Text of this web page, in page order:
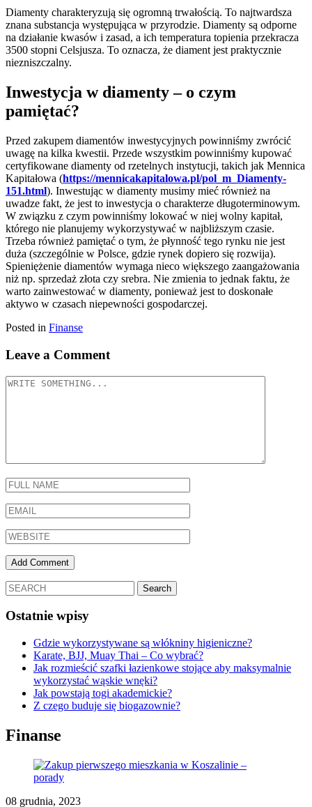
Diamenty charakteryzują się ogromną trwałością. To najtwardsza
znana substancja występująca w przyrodzie. Diamenty są odporne
na działanie kwasów i zasad, a ich temperatura topienia przekracza
3500 stopni Celsjusza. To oznacza, że diament jest praktycznie
niezniszczalny.
Inwestycja w diamenty – o czym
pamiętać?
Przed zakupem diamentów inwestycyjnych powinniśmy zwrócić
uwagę na kilka kwestii. Przede wszystkim powinniśmy kupować
certyfikowane diamenty od rzetelnych instytucji, takich jak Mennica
Kapitałowa (https://mennicakapitalowa.pl/pol_m_Diamenty-
151.html). Inwestując w diamenty musimy mieć również na
uwadze fakt, że jest to inwestycja o charakterze długoterminowym.
W związku z czym powinniśmy lokować w niej wolny kapitał,
którego nie planujemy wykorzystywać w najbliższym czasie.
Trzeba również pamiętać o tym, że płynność tego rynku nie jest
duża (szczególnie w Polsce, gdzie rynek dopiero się rozwija).
Spieniężenie diamentów wymaga nieco większego zaangażowania
niż np. sprzedaż złota czy srebra. Nie zmienia to jednak faktu, że
warto zainwestować w diamenty, ponieważ jest to doskonałe
aktywo w czasach niepewności gospodarczej.
Posted in Finanse
Leave a Comment
Ostatnie wpisy
Gdzie wykorzystywane są włókniny higieniczne?
Karate, BJJ, Muay Thai – Co wybrać?
Jak rozmieścić szafki łazienkowe stojące aby maksymalnie
wykorzystać wąskie wnęki?
Jak powstają togi akademickie?
Z czego buduje się biogazownie?
Finanse
08 grudnia, 2023